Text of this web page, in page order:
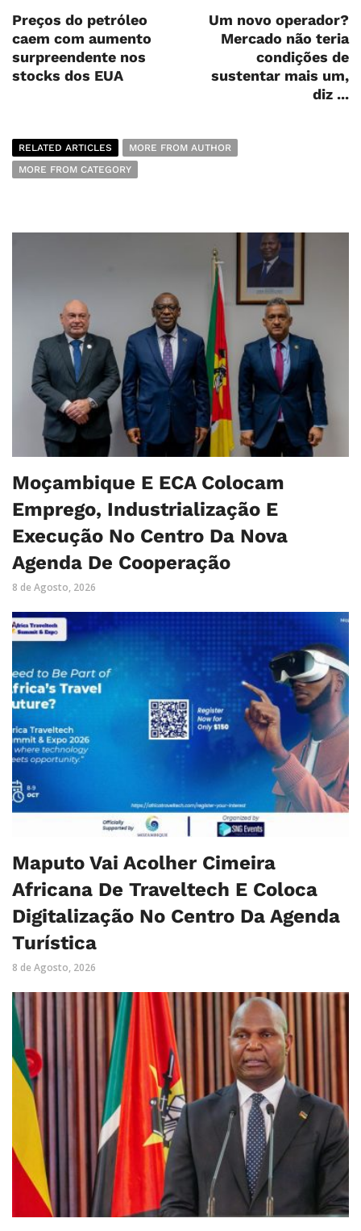
Preços do petróleo
caem com aumento
surpreendente nos
stocks dos EUA
Um novo operador?
Mercado não teria
condições de
sustentar mais um,
diz ...
RELATED ARTICLES
MORE FROM AUTHOR
MORE FROM CATEGORY
Moçambique E ECA Colocam
Emprego, Industrialização E
Execução No Centro Da Nova
Agenda De Cooperação
8 de Agosto, 2026
Maputo Vai Acolher Cimeira
Africana De Traveltech E Coloca
Digitalização No Centro Da Agenda
Turística
8 de Agosto, 2026